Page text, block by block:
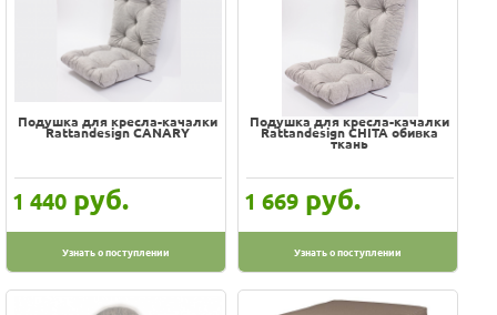
Papasan
Rattandesign
Мебель-Импекс
Мебельторг
Подушка для кресла-качалки
Rattandesign CANARY
1 440 руб.
Узнать о поступлении
Подушка для кресла-качалки
Rattandesign CHITA обивка
ткань
1 669 руб.
Узнать о поступлении